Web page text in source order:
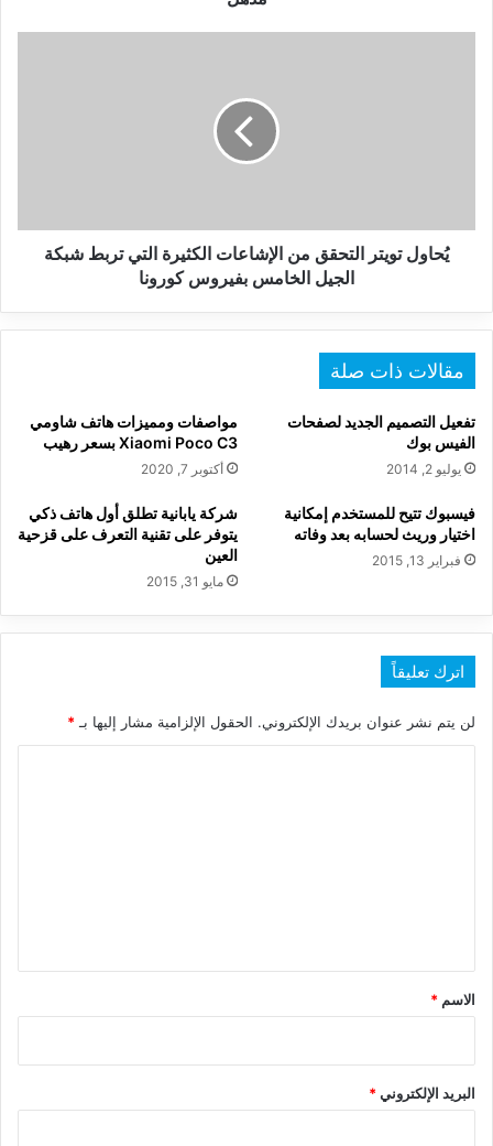
شبكة
الجيليُحاول تويتر التحقق من الإشاعات الكثيرة التي تربط شبكة
الجيل الخامس بفيروس كورونا
مقالات ذات صلة
تفعيل التصميم الجديد لصفحات
الفيس بوك
يوليو 2, 2014
مواصفات ومميزات هاتف شاومي
Xiaomi Poco C3 بسعر رهيب
أكتوبر 7, 2020
فيسبوك تتيح للمستخدم إمكانية
اختيار وريث لحسابه بعد وفاته
فبراير 13, 2015
شركة يابانية تطلق أول هاتف ذكي
يتوفر على تقنية التعرف على قزحية
العين
مايو 31, 2015
اترك تعليقاً
لن يتم نشر عنوان بريدك الإلكتروني. الحقول الإلزامية مشار إليها بـ*
*
الاسم *
البريد الإلكتروني*